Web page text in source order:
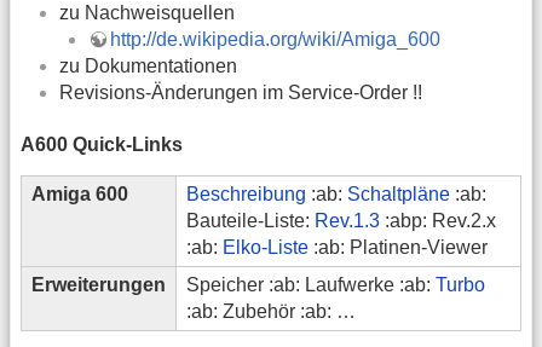
zu Nachweisquellen
http://de.wikipedia.org/wiki/Amiga_600
zu Dokumentationen
Revisions-Änderungen im Service-Order !!
A600 Quick-Links
Amiga 600 Beschreibung :ab: Schaltpläne :ab:
Bauteile-Liste: Rev.1.3 :abp: Rev.2.x
:ab: Elko-Liste :ab: Platinen-Viewer
Erweiterungen
Speicher :ab: Laufwerke :ab: Turbo
:ab: Zubehör :ab: …